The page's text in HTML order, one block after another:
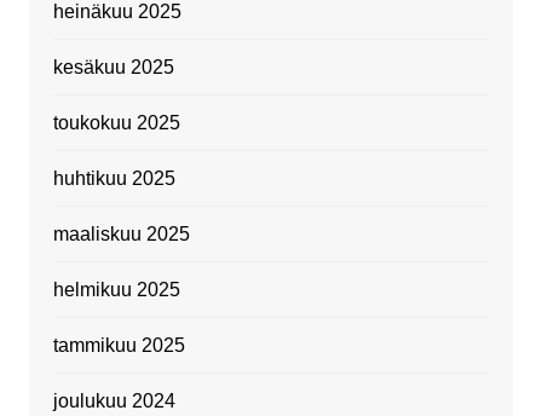
heinäkuu 2025
kesäkuu 2025
toukokuu 2025
huhtikuu 2025
maaliskuu 2025
helmikuu 2025
tammikuu 2025
joulukuu 2024